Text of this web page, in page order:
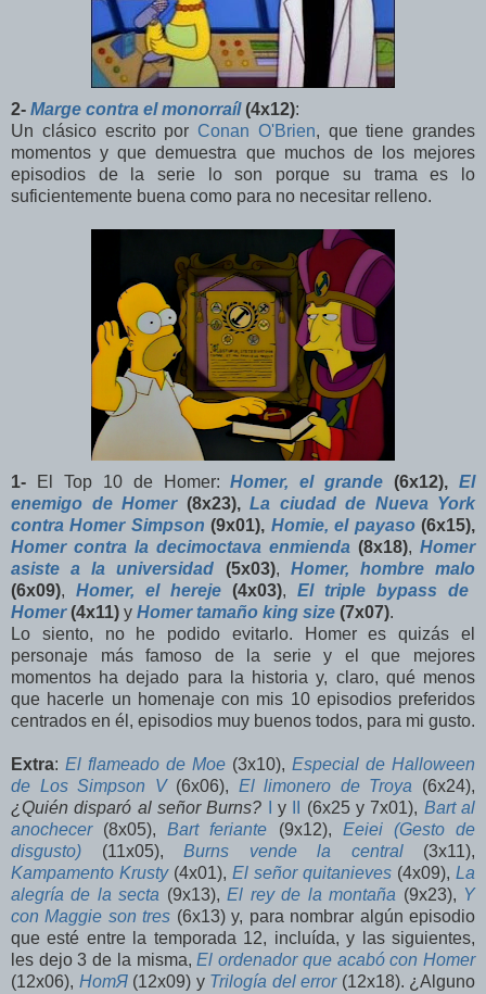
2- Marge contra el monorraíl(4x12):
Un clásico escrito por Conan O'Brien, que tiene grandes
momentos y que demuestra que muchos de los mejores
episodios de la serie lo son porque su trama es lo
suficientemente buena como para no necesitar relleno.
1- El Top 10 de Homer:Homer, el grande (6x12),El
enemigo de Homer(8x23), La ciudad de Nueva York
contra Homer Simpson (9x01), Homie, el payaso(6x15),
Homer contra la decimoctava enmienda (8x18), Homer
asiste a la universidad (5x03), Homer, hombre malo
(6x09), Homer, el hereje (4x03), El triple bypass de
Homer (4x11) y Homer tamaño king size (7x07).
Lo siento, no he podido evitarlo. Homer es quizás el
personaje más famoso de la serie y el que mejores
momentos ha dejado para la historia y, claro, qué menos
que hacerle un homenaje con mis 10 episodios preferidos
centrados en él, episodios muy buenos todos, para mi gusto.
Extra: El flameado de Moe (3x10), Especial de Halloween
de Los Simpson V(6x06), El limonero de Troya (6x24),
¿Quién disparó al señor Burns?
y (6x25 y 7x01), Bart al
anochecer(8x05),Bart feriante (9x12), Eeiei (Gesto de
disgusto) (11x05), Burns vende la central(3x11),
Kampamento Krusty(4x01), El señor quitanieves (4x09), La
alegría de la secta (9x13),El rey de la montaña (9x23), Y
con Maggie son tres (6x13) y, para nombrar algún episodio
que esté entre la temporada 12, incluída, y las siguientes,
les dejo 3 de la misma,El ordenador que acabó con Homer
(12x06), HomЯ(12x09) y Trilogía del error(12x18). ¿Alguno